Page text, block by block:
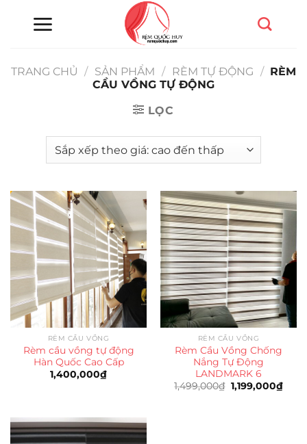
TRANG CHỦ
/ SẢN PHẨM / RÈM TỰ ĐỘNG / RÈM
CẦU VỒNG TỰ ĐỘNG
LỌC
RÈM CẦU VỒNG
Rèm cầu vồng tự động
Hàn Quốc Cao Cấp
1,400,000₫
RÈM CẦU VỒNG
Rèm Cầu Vồng Chống
Nắng Tự Động
LANDMARK 6
1,499,000₫ Giá
gốc
1,199,000₫Giá
hiện